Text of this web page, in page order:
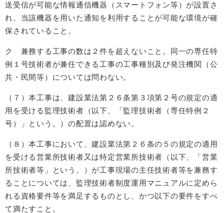
送受信が可能な情報通信機器（スマートフォン等）が設置さ
れ、当該機器を用いた通知を利用することが可能な環境が確
保されていること。
ク 兼務する工事の数は２件を超えないこと。同一の専任特
例１号技術者が兼任できる工事の工事種別及び発注機関（公
共・民間等）については問わない。
（７）本工事は、建設業法第２６条第３項第２号の規定の適
用を受ける監理技術者（以下、「監理技術者（専任特例２
号）」という。）の配置は認めない。
（８）本工事において、建設業法第２６条の５の規定の適用
を受ける営業所技術者又は特定営業所技術者（以下、「営業
所技術者等」という。）が工事現場の主任技術者等を兼務す
ることについては、監理技術者制度運用マニュアルに定めら
れる資格要件等を満足するものとし、かつ以下の要件をすべ
て満たすこと。